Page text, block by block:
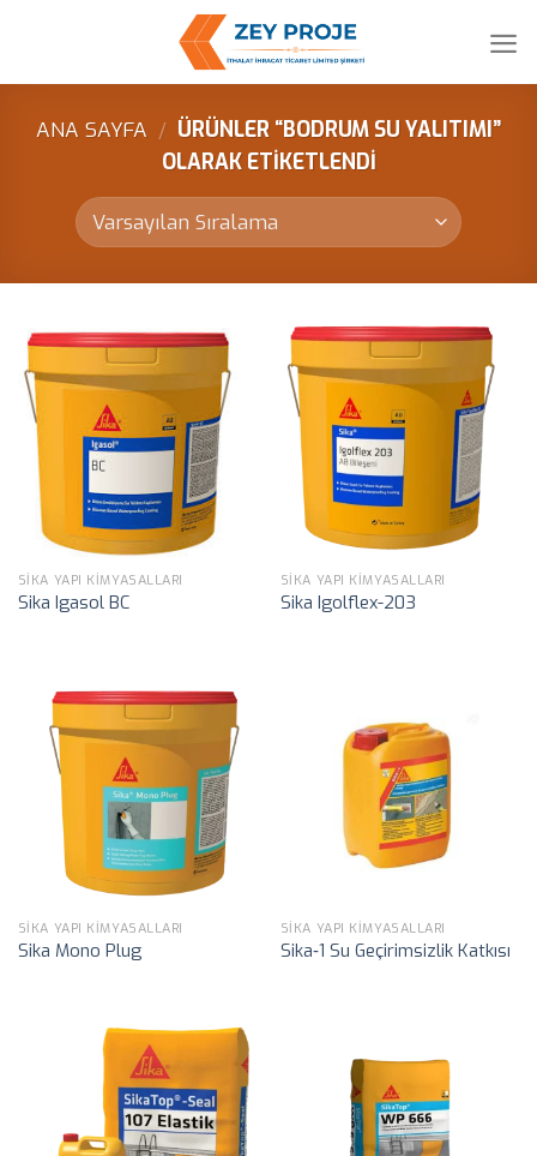
content
ANA SAYFA / ÜRÜNLER “BODRUM SU YALITIMI”
OLARAK ETIKETLENDI
SIKA YAPI KIMYASALLARI
Sika Igasol BC
SIKA YAPI KIMYASALLARI
Sika Igolflex-203
SIKA YAPI KIMYASALLARI
Sika Mono Plug
SIKA YAPI KIMYASALLARI
Sika‑1 Su Geçirimsizlik Katkısı